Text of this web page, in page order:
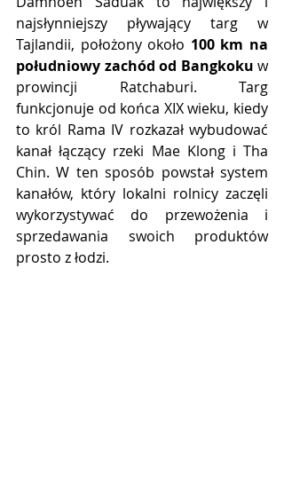
najsłynniejszy pływający targ w
Tajlandii, położony około 100 km na
południowy zachód od Bangkoku w
prowincji Ratchaburi. Targ
funkcjonuje od końca XIX wieku, kiedy
to król Rama IV rozkazał wybudować
kanał łączący rzeki Mae Klong i Tha
Chin. W ten sposób powstał system
kanałów, który lokalni rolnicy zaczęli
wykorzystywać do przewożenia i
sprzedawania swoich produktów
prosto z łodzi.